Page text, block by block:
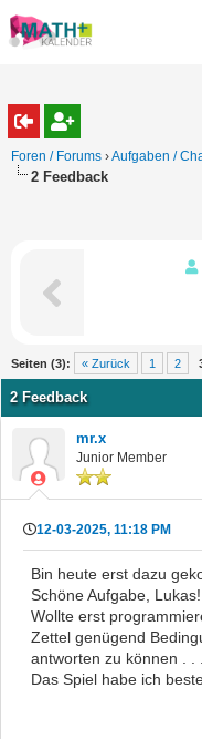
Foren / Forums ›Aufgaben /
2 Feedback
Seiten (3): « Zurück 1 2
2 Feedback
mr.x
Junior Member
12-03-2025, 11:18 PM
Bin heute erst dazu
Schöne Aufgabe, Lukas!
Wollte erst
Zettel genügend
antworten zu können . .
Das Spiel habe ich